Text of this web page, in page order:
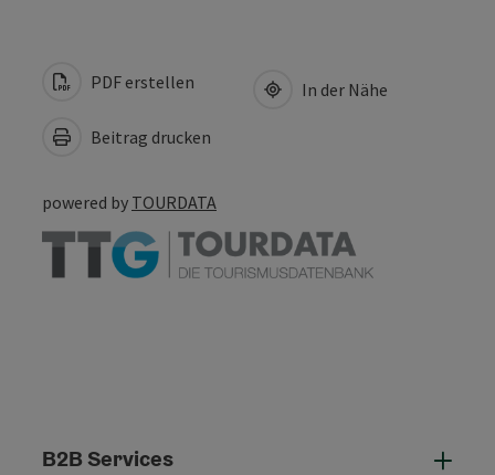
PDF erstellen
Beitrag drucken
In der Nähe
powered by TOURDATA
B2B Services